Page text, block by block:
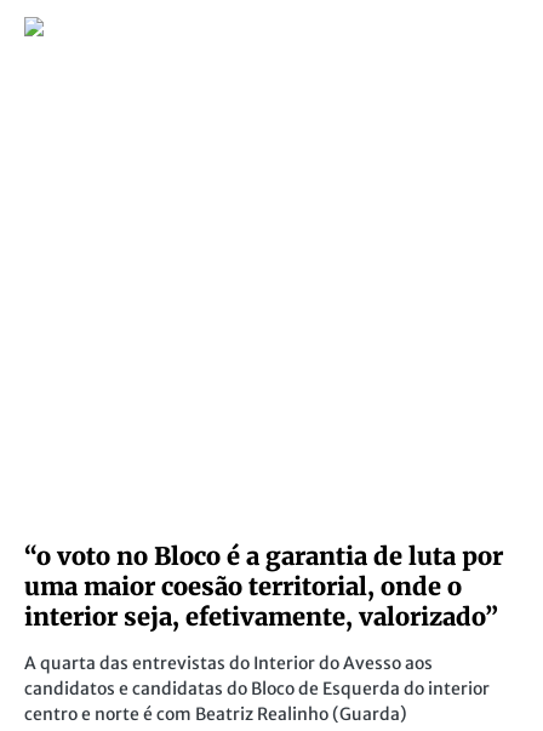
“o voto no Bloco é a garantia de luta por
uma maior coesão territorial, onde o
interior seja, efetivamente, valorizado”
A quarta das entrevistas do Interior do Avesso aos
candidatos e candidatas do Bloco de Esquerda do interior
centro e norte é com Beatriz Realinho (Guarda)